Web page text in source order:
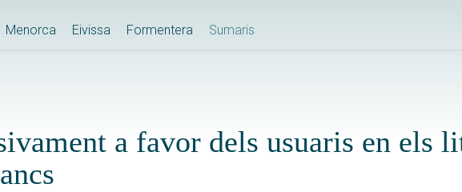
Menorca Eivissa Formentera Sumaris
a favor dels usuaris en els